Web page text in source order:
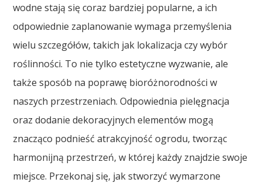
wodne stają się coraz bardziej popularne, a ich
odpowiednie zaplanowanie wymaga przemyślenia
wielu szczegółów, takich jak lokalizacja czy wybór
roślinności. To nie tylko estetyczne wyzwanie, ale
także sposób na poprawę bioróżnorodności w
naszych przestrzeniach. Odpowiednia pielęgnacja
oraz dodanie dekoracyjnych elementów mogą
znacząco podnieść atrakcyjność ogrodu, tworząc
harmonijną przestrzeń, w której każdy znajdzie swoje
miejsce. Przekonaj się, jak stworzyć wymarzone